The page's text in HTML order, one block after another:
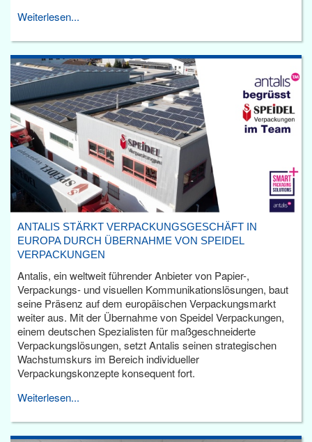
Weiterlesen...
ANTALIS STÄRKT VERPACKUNGSGESCHÄFT IN
EUROPA DURCH ÜBERNAHME VON SPEIDEL
VERPACKUNGEN
Antalis, ein weltweit führender Anbieter von Papier-,
Verpackungs- und visuellen Kommunikationslösungen, baut
seine Präsenz auf dem europäischen Verpackungsmarkt
weiter aus. Mit der Übernahme von Speidel Verpackungen,
einem deutschen Spezialisten für maßgeschneiderte
Verpackungslösungen, setzt Antalis seinen strategischen
Wachstumskurs im Bereich individueller
Verpackungskonzepte konsequent fort.
Weiterlesen...